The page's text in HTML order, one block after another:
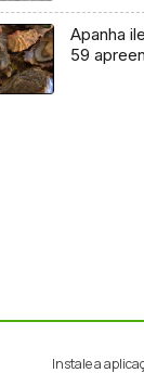
Apanha
59
Instale a